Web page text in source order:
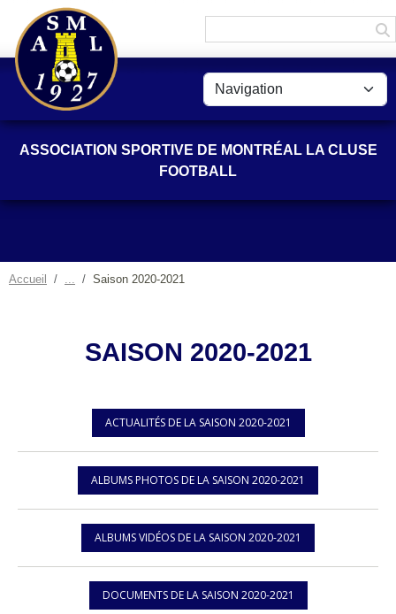
ASSOCIATION SPORTIVE DE MONTRÉAL LA CLUSE
FOOTBALL
Accueil Saison 2020-2021
SAISON 2020-2021
ACTUALITÉS DE LA SAISON 2020-2021
ALBUMS PHOTOS DE LA SAISON 2020-2021
ALBUMS VIDÉOS DE LA SAISON 2020-2021
DOCUMENTS DE LA SAISON 2020-2021
Panneau de gestion des cookies